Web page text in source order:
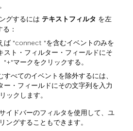
グするには テキストフィルタ を左
：
ば "connect "を含むイベントのみを
スト・フィルター・フィールドにそ
マークをクリックする。
べてのイベントを除外するには、
ー・フィールドにその文字列を入力
ックします。
イドバーのフィルタを使用して、ユ
ングすることもできます。